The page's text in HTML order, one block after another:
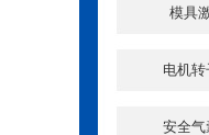
模具
电机
安全气